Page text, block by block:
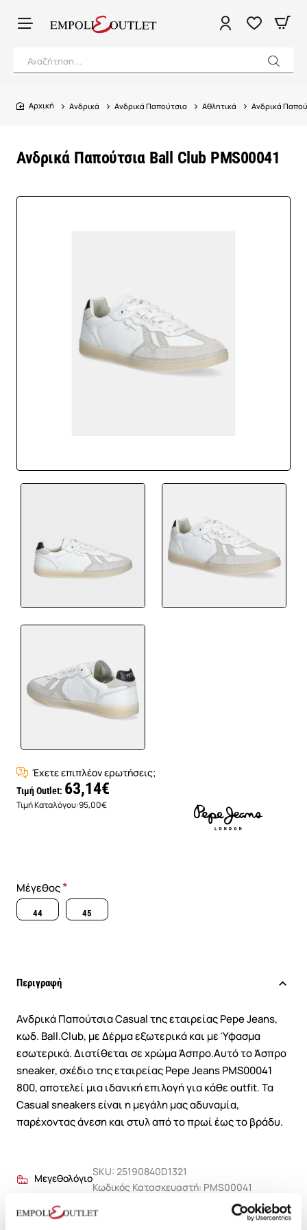
Αναζήτηση...
Ανδρικά Παπούτσια Ball Club PMS00041
home
Ανδρικά Ανδρικά Παπούτσια Αθλητικά Ανδρικά
Έχετε επιπλέον ερωτήσεις;
Τιμή Outlet: 63,14€
Τιμή Καταλόγου:95,00€
Μέγεθος
44 45
Περιγραφή
Ανδρικά Παπούτσια Casual της εταιρείας Pepe Jeans,
κωδ. Ball.Club, με Δέρμα εξωτερικά και με Ύφασμα
εσωτερικά. Διατίθεται σε χρώμα Άσπρο.Αυτό το Άσπρο
sneaker, σχέδιο της εταιρείας Pepe Jeans PMS00041
800, αποτελεί μια ιδανική επιλογή για κάθε outfit. Τα
Casual sneakers είναι η μεγάλη μας αδυναμία,
παρέχοντας άνεση και στυλ από το πρωί έως το βράδυ.
Μεγεθολόγιο
SKU: 25190840D1321
Κωδικός Κατασκευαστή: PMS00041